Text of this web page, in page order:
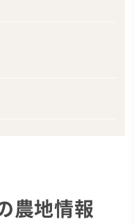
農地情報